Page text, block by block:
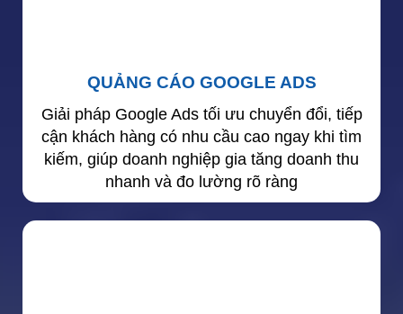
QUẢNG CÁO GOOGLE ADS
Giải pháp Google Ads tối ưu chuyển đổi, tiếp
cận khách hàng có nhu cầu cao ngay khi tìm
kiếm, giúp doanh nghiệp gia tăng doanh thu
nhanh và đo lường rõ ràng